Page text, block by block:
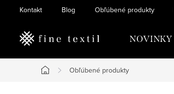
Kontakt Blog Obľúbené produkty
NOVINKY
Domov
Obľúbené produkty